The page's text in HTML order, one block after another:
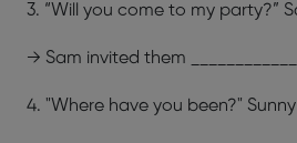
3. “Will you come to my party?”
→ Sam invited them
4. "Where have you been?"